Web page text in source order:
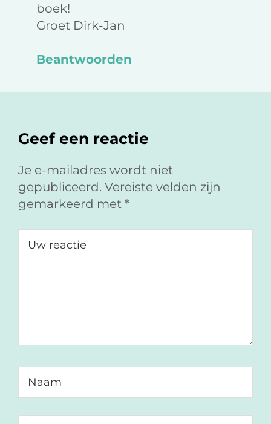
boek!
Groet Dirk-Jan
Beantwoorden
Geef een reactie
Je e-mailadres wordt niet
gepubliceerd. Vereiste velden zijn
gemarkeerd met *